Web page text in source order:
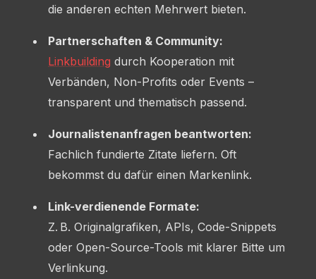
die anderen echten Mehrwert bieten.
Partnerschaften & Community:
Linkbuilding durch Kooperation mit
Verbänden, Non-Profits oder Events –
transparent und thematisch passend.
Journalistenanfragen beantworten:
Fachlich fundierte Zitate liefern. Oft
bekommst du dafür einen Markenlink.
Link-verdienende Formate:
Z. B. Originalgrafiken, APIs, Code-Snippets
oder Open-Source-Tools mit klarer Bitte um
Verlinkung.